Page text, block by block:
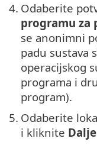
4. Odaberite
programu za
se anonimni
padu sustava
operacijskog
programa i
program).
5. Odaberite
i kliknite Dalje